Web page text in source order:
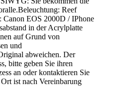
Reef
Canon EOS 2000D / IPhone
in der Acrylplatte
auf Grund von
und
abweichen. Der
bitte geben Sie ihren
an oder kontaktieren Sie
ist nach Vereinbarung